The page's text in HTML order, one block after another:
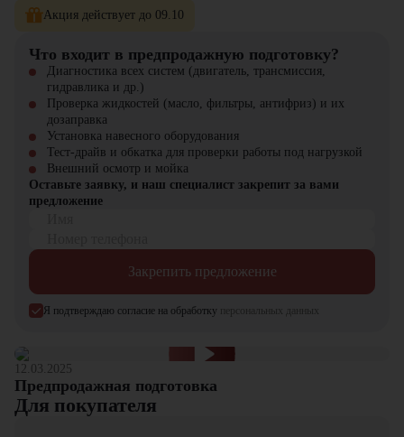
Акция действует до 09.10
Что входит в предпродажную подготовку?
Диагностика всех систем (двигатель, трансмиссия,
гидравлика и др.)
Проверка жидкостей (масло, фильтры, антифриз) и их
дозаправка
Установка навесного оборудования
Тест-драйв и обкатка для проверки работы под нагрузкой
Внешний осмотр и мойка
Оставьте заявку, и наш специалист закрепит за вами
предложение
Закрепить предложение
Я подтверждаю согласие на обработку персональных данных
12.03.2025
Предпродажная подготовка
Для покупателя